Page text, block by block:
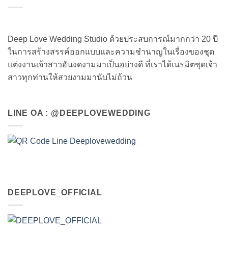
Deep Love Wedding Studio ด้วยประสบการณ์มากกว่า 20 ปี
ในการสร้างสรรค์ออกแบบและความชำนาญในเรื่องของชุด
แต่งงานเจ้าสาวอันงดงามมาเป็นอย่างดี ที่เราได้เนรมิตชุดเจ้า
สาวทุกท่านให้สวยงามมานับไม่ถ้วน
LINE OA : @DEEPLOVEWEDDING
DEEPLOVE_OFFICIAL